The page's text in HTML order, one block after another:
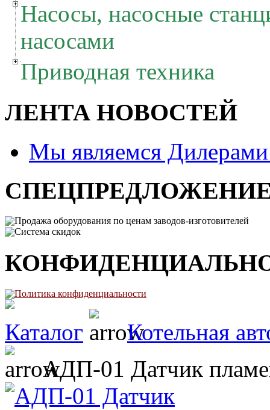
Насосы, насосные
насосами
Приводная техника
ЛЕНТА НОВОСТЕЙ
Мы являемся
Продажа оборудования по ценам заводов-изготовителей
Система скидок
Политика конфиденциальности
Каталог
Котельная
АДП-01 Датчик